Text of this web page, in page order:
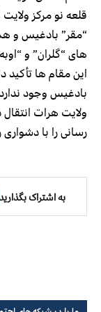
قلعه نو مرکز
“مقر” بادغیس و
های “گلران” و
این مقام ها تأکید
بادغیس وجود ندارد
ولایت هرات
رسانی را با دشواری
به اشتراک